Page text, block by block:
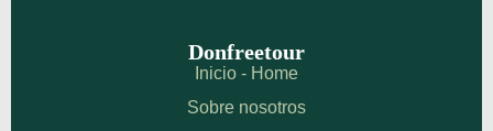
Donfreetour
Inicio - Home
Sobre nosotros